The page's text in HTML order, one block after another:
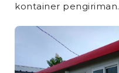
kontainer pengiriman.